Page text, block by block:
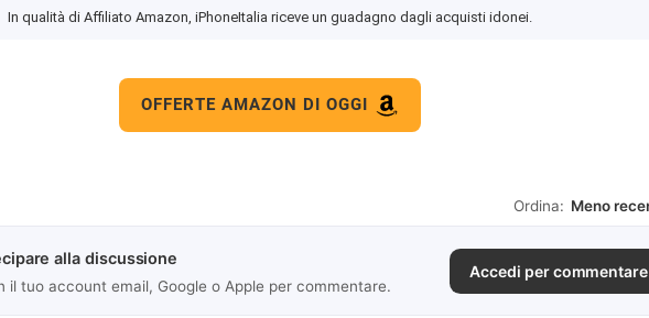
In qualità di Affiliato Amazon, iPhoneItalia riceve un guadagno dagli acquisti idonei.
OFFERTE AMAZON DI OGGI
Ordina:
alla discussione
il tuo account email, Google o Apple per commentare.
Accedi per commentare